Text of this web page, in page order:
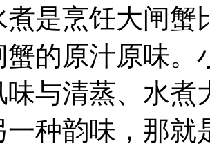
煮是烹饪大闸蟹
蟹的原汁原味。
味与清蒸、水煮
一种韵味，那就